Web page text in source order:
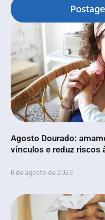
Agosto Dourado:
vínculos e reduz riscos
6 de agosto de 2026